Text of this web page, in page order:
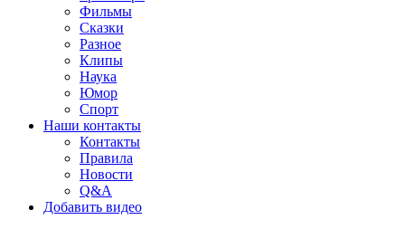
Фильмы
Сказки
Разное
Клипы
Наука
Юмор
Спорт
Наши контакты
Контакты
Правила
Новости
Q&A
Добавить видео